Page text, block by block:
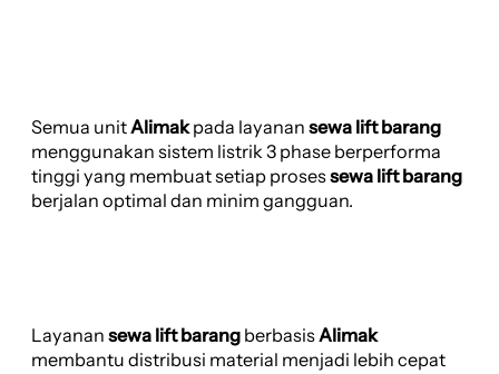
Semua unitAlimakpada layanan sewa lift barang
menggunakan sistem listrik 3 phase berperforma
tinggi yang membuat setiap prosessewa lift barang
berjalan optimal dan minim gangguan.
Layanan sewa lift barang berbasis Alimak
membantu distribusi material menjadi lebih cepat